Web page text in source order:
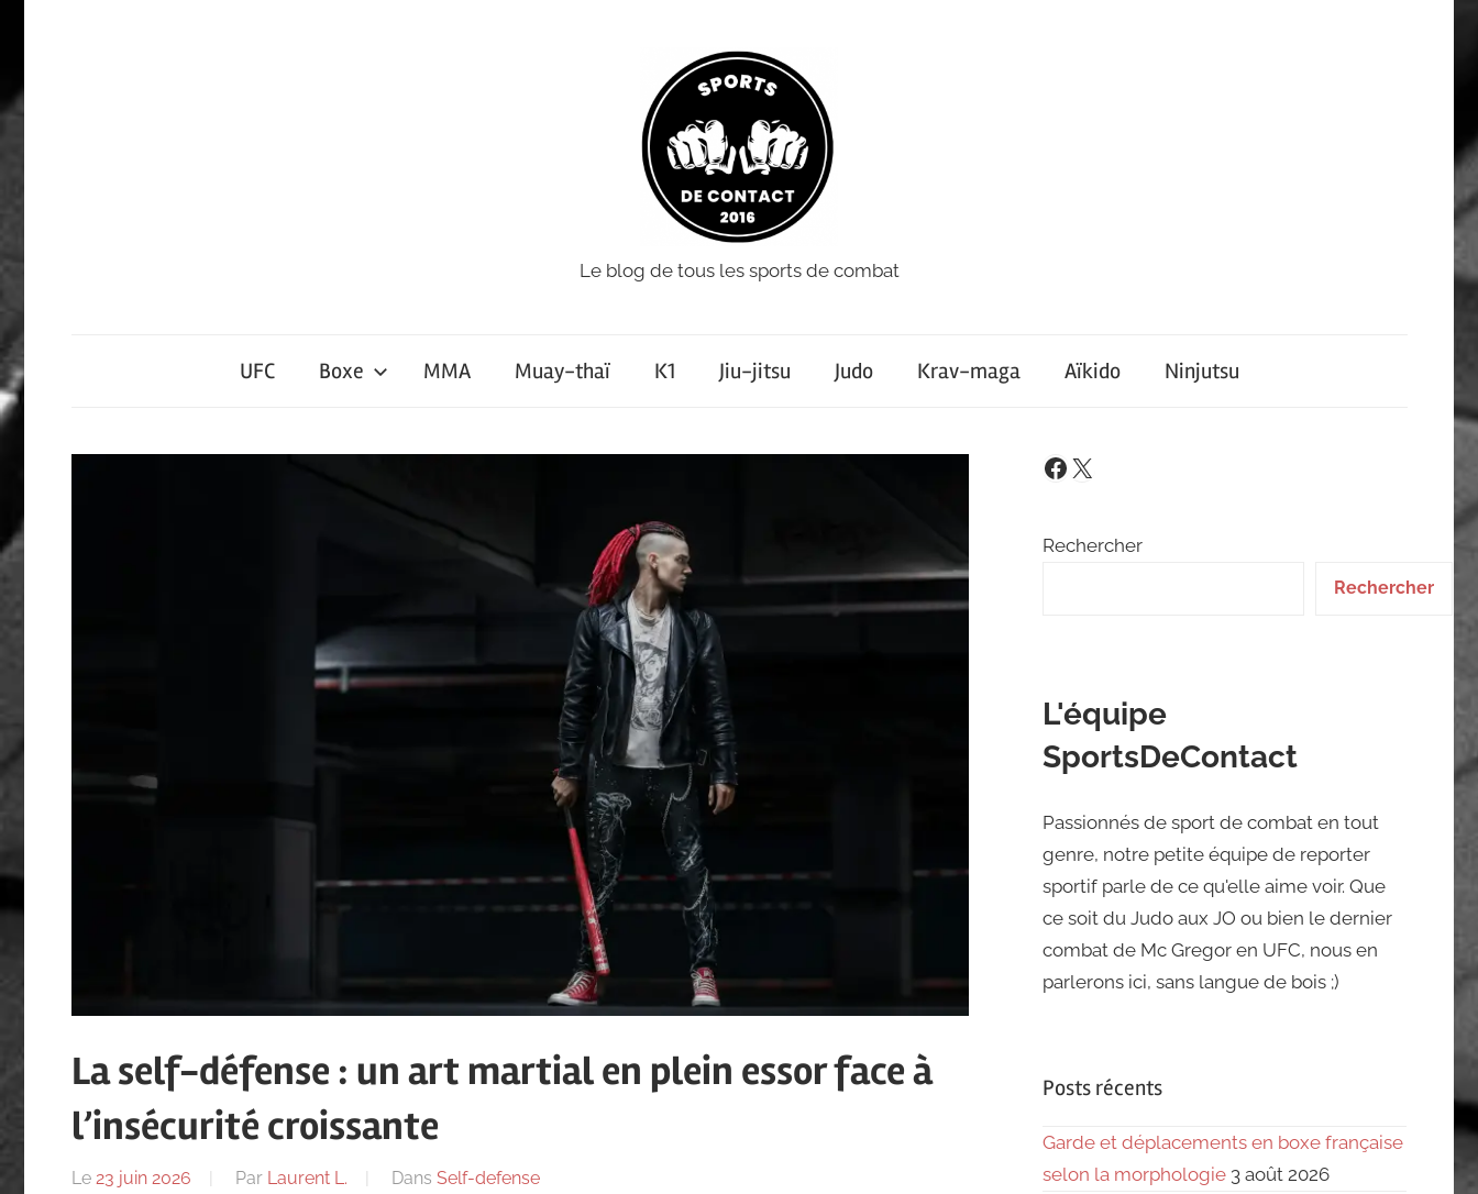
Contact
Le blog de tous les sports de combat
UFC Boxe MMA Muay-thaï K1 Jiu-jitsu Judo Krav-maga Aïkido Ninjutsu
La self-défense : un art martial en plein essor face à
l’insécurité croissante
Le 23 juin 2026 Par Laurent L. Dans Self-defense
Facebook
X
Rechercher
Rechercher
L'équipe
SportsDeContact
Passionnés de sport de combat en tout
genre, notre petite équipe de reporter
sportif parle de ce qu'elle aime voir. Que
ce soit du Judo aux JO ou bien le dernier
combat de Mc Gregor en UFC, nous en
parlerons ici, sans langue de bois ;)
Posts récents
Garde et déplacements en boxe française
selon la morphologie 3 août 2026